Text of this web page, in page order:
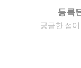
등록
궁금한 점